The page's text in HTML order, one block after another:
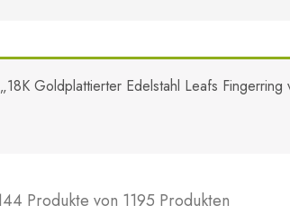
„18K Goldplattierter Edelstahl Leafs
Produkte von 1195 Produkten